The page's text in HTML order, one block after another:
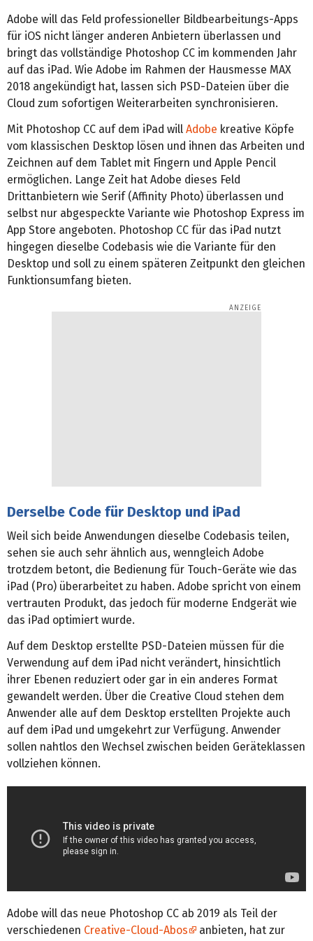
Adobe will das Feld professioneller Bildbearbeitungs-Apps
für iOS nicht länger anderen Anbietern überlassen und
bringt das vollständige Photoshop CC im kommenden Jahr
auf das iPad. Wie Adobe im Rahmen der Hausmesse MAX
2018 angekündigt hat, lassen sich PSD-Dateien über die
Cloud zum sofortigen Weiterarbeiten synchronisieren.
Mit Photoshop CC auf dem iPad will Adobe kreative Köpfe
vom klassischen Desktop lösen und ihnen das Arbeiten und
Zeichnen auf dem Tablet mit Fingern und Apple Pencil
ermöglichen. Lange Zeit hat Adobe dieses Feld
Drittanbietern wie Serif (Affinity Photo) überlassen und
selbst nur abgespeckte Variante wie Photoshop Express im
App Store angeboten. Photoshop CC für das iPad nutzt
hingegen dieselbe Codebasis wie die Variante für den
Desktop und soll zu einem späteren Zeitpunkt den gleichen
Funktionsumfang bieten.
Derselbe Code für Desktop und iPad
Weil sich beide Anwendungen dieselbe Codebasis teilen,
sehen sie auch sehr ähnlich aus, wenngleich Adobe
trotzdem betont, die Bedienung für Touch-Geräte wie das
iPad (Pro) überarbeitet zu haben. Adobe spricht von einem
vertrauten Produkt, das jedoch für moderne Endgerät wie
das iPad optimiert wurde.
Auf dem Desktop erstellte PSD-Dateien müssen für die
Verwendung auf dem iPad nicht verändert, hinsichtlich
ihrer Ebenen reduziert oder gar in ein anderes Format
gewandelt werden. Über die Creative Cloud stehen dem
Anwender alle auf dem Desktop erstellten Projekte auch
auf dem iPad und umgekehrt zur Verfügung. Anwender
sollen nahtlos den Wechsel zwischen beiden Geräteklassen
vollziehen können.
Adobe will das neue Photoshop CC ab 2019 als Teil der
verschiedenen Creative-Cloud-Abos
anbieten, hat zur